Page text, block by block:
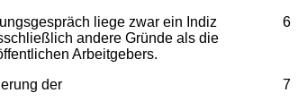
6
liege zwar ein Indiz
andere Gründe als die
Arbeitgebers.
7
der